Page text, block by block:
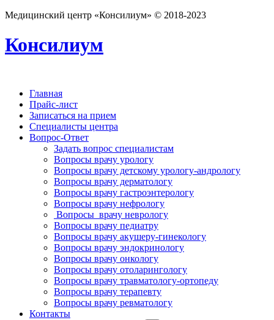
Медицинский центр «Консилиум» © 2018-2023
Консилиум
Главная
Прайс-лист
Записаться на прием
Специалисты центра
Вопрос-Ответ
Задать вопрос специалистам
Вопросы врачу урологу
Вопросы врачу детскому урологу-андрологу
Вопросы врачу дерматологу
Вопросы врачу гастроэнтерологу
Вопросы врачу нефрологу
Вопросы врачу неврологу
Вопросы врачу педиатру
Вопросы врачу акушеру-гинекологу
Вопросы врачу эндокринологу
Вопросы врачу онкологу
Вопросы врачу отоларингологу
Вопросы врачу травматологу-ортопеду
Вопросы врачу терапевту
Вопросы врачу ревматологу
Контакты